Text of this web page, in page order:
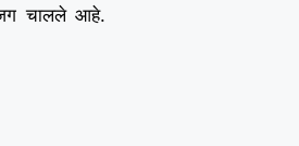
चालले आहे.